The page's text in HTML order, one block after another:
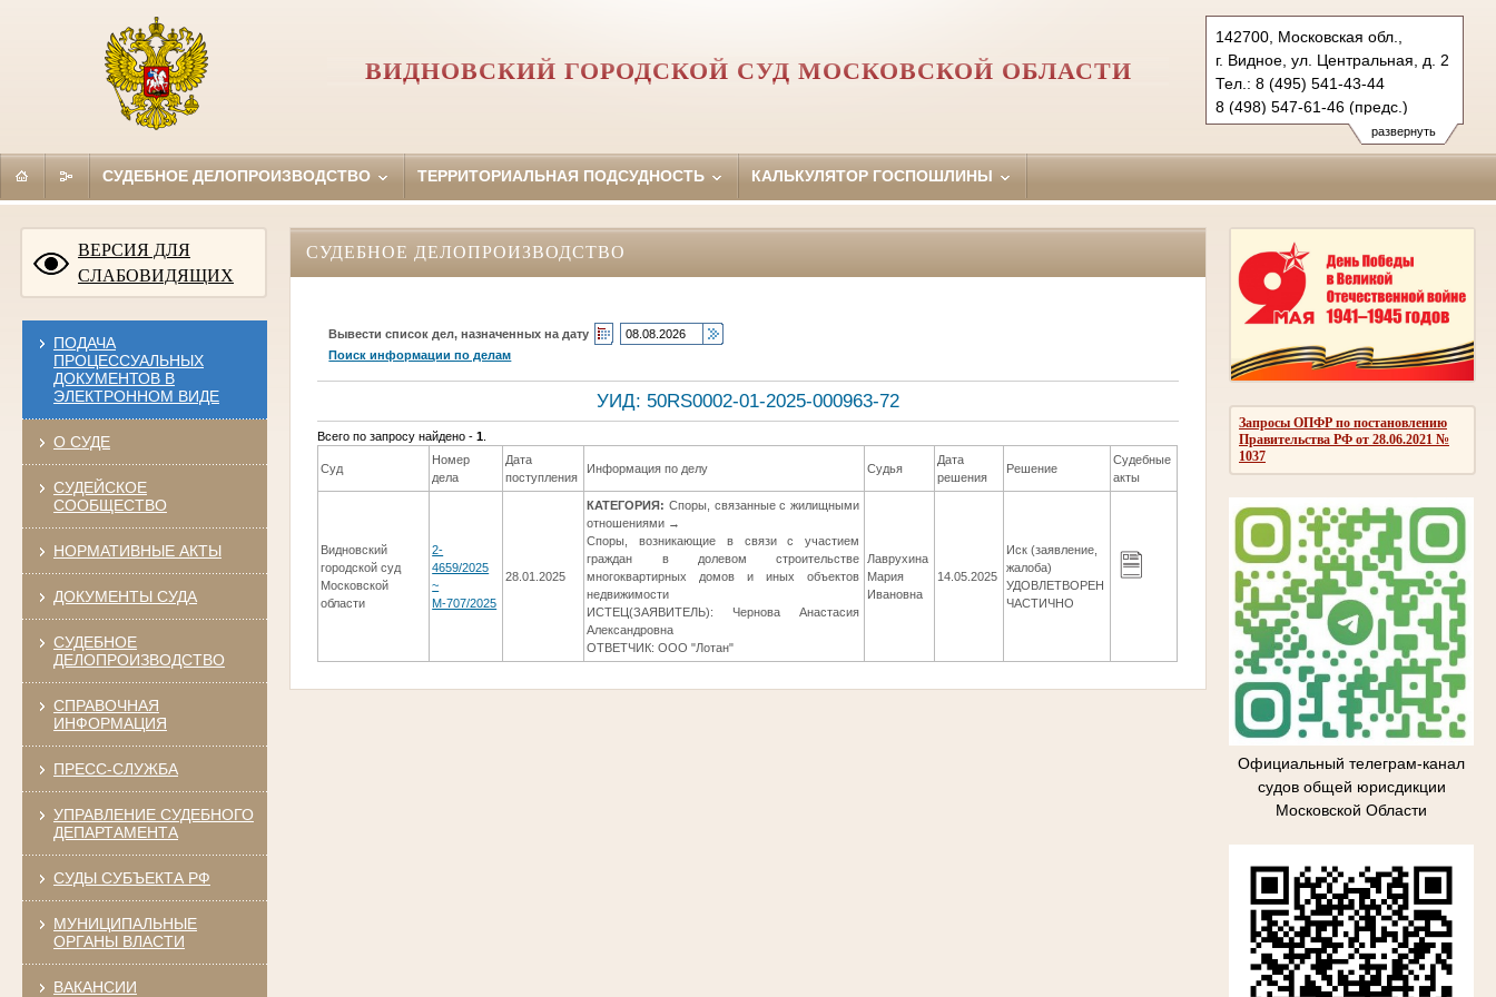
развернуть
142700, Московская обл.,
г. Видное, ул. Центральная, д. 2
Тел.: 8 (495) 541-43-44
8 (498) 547-61-46 (предс.)
vidnoe.mo@sudrf.ru
ВИДНОВСКИЙ ГОРОДСКОЙ СУД МОСКОВСКОЙ ОБЛАСТИ
СУДЕБНОЕ ДЕЛОПРОИЗВОДСТВО ТЕРРИТОРИАЛЬНАЯ ПОДСУДНОСТЬ КАЛЬКУЛЯТОР ГОСПОШЛИНЫ
ВЕРСИЯ ДЛЯ
СЛАБОВИДЯЩИХ
ПОДАЧА
ПРОЦЕССУАЛЬНЫХ
ДОКУМЕНТОВ В
ЭЛЕКТРОННОМ ВИДЕ
О СУДЕ
СУДЕЙСКОЕ
СООБЩЕСТВО
НОРМАТИВНЫЕ АКТЫ
ДОКУМЕНТЫ СУДА
СУДЕБНОЕ
ДЕЛОПРОИЗВОДСТВО
СПРАВОЧНАЯ
ИНФОРМАЦИЯ
ПРЕСС-СЛУЖБА
УПРАВЛЕНИЕ СУДЕБНОГО
ДЕПАРТАМЕНТА
СУДЫ СУБЪЕКТА РФ
МУНИЦИПАЛЬНЫЕ
ОРГАНЫ ВЛАСТИ
ВАКАНСИИ
Запросы ОПФР по постановлению
Правительства РФ от 28.06.2021 №
1037
Официальный телеграм-канал
судов общей юрисдикции
Московской Области
СУДЕБНОЕ ДЕЛОПРОИЗВОДСТВО
Вывести список дел, назначенных на дату
Поиск информации по делам
УИД: 50RS0002-01-2025-000963-72
Всего по запросу найдено -1
Суд
Номер
дела
Дата
поступления
Информация по делу Судья
Дата
решения
Решение
Судебные
акты
Видновский
городской суд
Московской
области
2-
4659/2025
~
М-707/2025
28.01.2025
КАТЕГОРИЯ: Споры, связанные с жилищными
отношениями →
Споры, возникающие в связи с участием
граждан в долевом строительстве
многоквартирных домов и иных объектов
недвижимости
ИСТЕЦ(ЗАЯВИТЕЛЬ): Чернова Анастасия
Александровна
ОТВЕТЧИК: ООО "Лотан"
Лаврухина
Мария
Ивановна
14.05.2025
Иск (заявление,
жалоба)
УДОВЛЕТВОРЕН
ЧАСТИЧНО